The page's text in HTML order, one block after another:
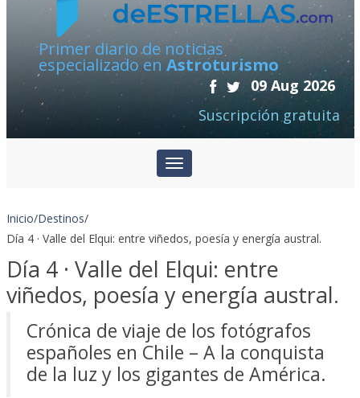
Primer diario de noticias
especializado en Astroturismo
09 Aug 2026
Suscripción gratuita
Inicio/Destinos/
Día 4 · Valle del Elqui: entre viñedos, poesía y energía austral.
Día 4 · Valle del Elqui: entre
viñedos, poesía y energía austral.
Crónica de viaje de los fotógrafos
españoles en Chile – A la conquista
de la luz y los gigantes de América.